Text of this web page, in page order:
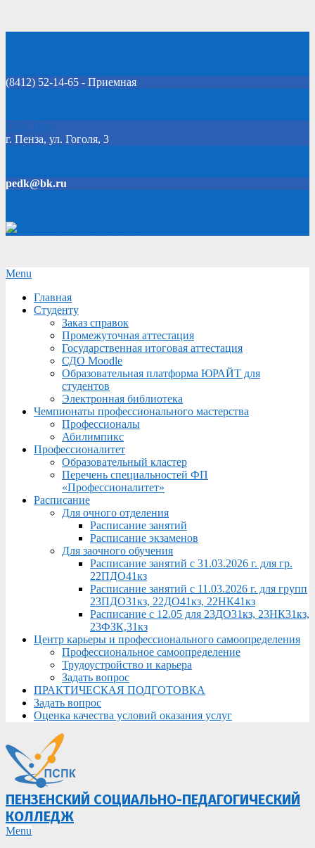
(8412) 52-14-65 - Приемная
Click Here
г. Пенза, ул. Гоголя, 3
pedk@bk.ru
Secondary
Menu
Menu
Главная
Студенту
Заказ справок
Промежуточная аттестация
Государственная итоговая аттестация
СДО Moodle
Образовательная платформа ЮРАЙТ для
студентов
Электронная библиотека
Чемпионаты профессионального мастерства
Профессионалы
Абилимпикс
Профессионалитет
Образовательный кластер
Перечень специальностей ФП
«Профессионалитет»
Расписание
Для очного отделения
Расписание занятий
Расписание экзаменов
Для заочного обучения
Расписание занятий с 31.03.2026 г. для гр.
22ПДО41кз
Расписание занятий с 11.03.2026 г. для групп
23ПДО31кз, 22ДО41кз, 22НК41кз
Расписание с 12.05 для 23ДО31кз, 23НК31кз,
23ФЗК,31кз
Центр карьеры и профессионального самоопределения
Профессиональное самоопределение
Трудоустройство и карьера
Задать вопрос
ПРАКТИЧЕСКАЯ ПОДГОТОВКА
Задать вопрос
Оценка качества условий оказания услуг
ПЕНЗЕНСКИЙ СОЦИАЛЬНО-ПЕДАГОГИЧЕСКИЙ
КОЛЛЕДЖ
Primary
Menu